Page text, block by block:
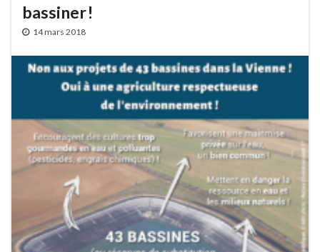
bassiner !
14 mars 2018